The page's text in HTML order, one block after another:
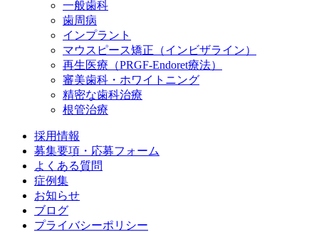
一般歯科
歯周病
インプラント
マウスピース矯正（インビザライン）
再生医療（PRGF-Endoret療法）
審美歯科・ホワイトニング
精密な歯科治療
根管治療
採用情報
募集要項・応募フォーム
よくある質問
症例集
お知らせ
ブログ
プライバシーポリシー